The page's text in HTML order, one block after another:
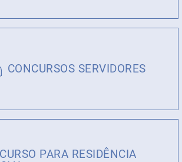
CONCURSOS SERVIDORES
PARA RESIDÊNCIA